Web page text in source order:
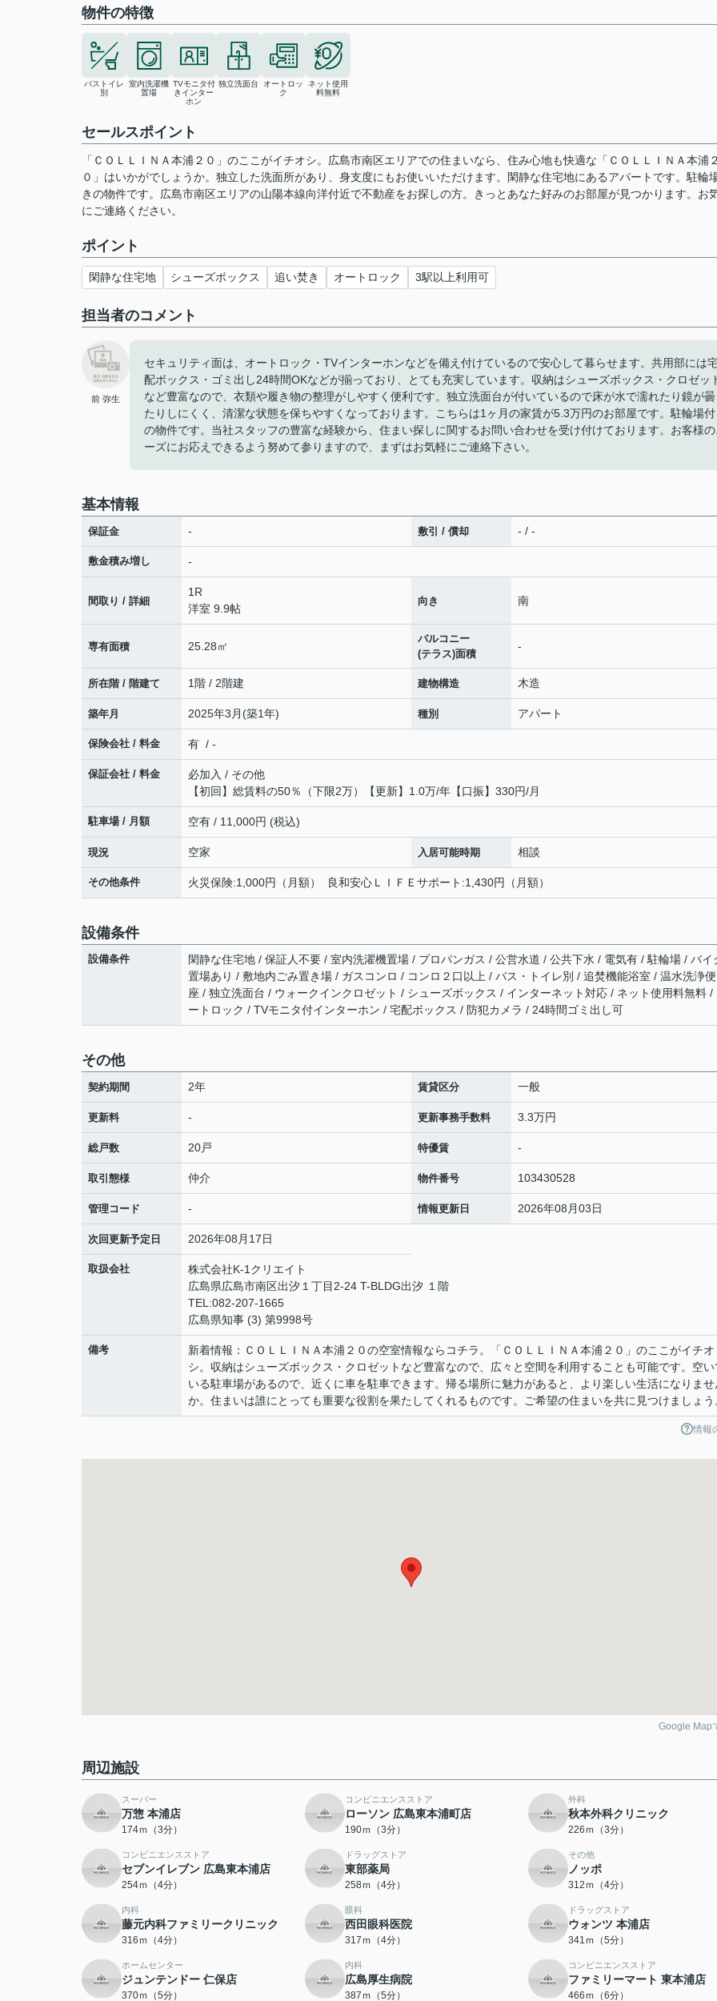
物件の特徴
バストイレ
別
室内洗濯機
置場
TVモニタ付
きインター
ホン
独立洗面台
オートロッ
ク
ネット使用
料無料
セールスポイント
「ＣＯＬＬＩＮＡ本浦２０」のここがイチオシ。広島市南区エリアでの住まいなら、住み心地も快適な「ＣＯＬＬＩＮＡ本浦
０」はいかがでしょうか。独立した洗面所があり、身支度にもお使いいただけます。閑静な住宅地にあるアパートです。駐輪
きの物件です。広島市南区エリアの山陽本線向洋付近で不動産をお探しの方。きっとあなた好みのお部屋が見つかります。お
にご連絡ください。
ポイント
閑静な住宅地 シューズボックス 追い焚き オートロック 3駅以上利用可
担当者のコメント
前 弥生
セキュリティ面は、オートロック・TVインターホンなどを備え付けているので安心して暮らせます。共用部には
配ボックス・ゴミ出し24時間OKなどが揃っており、とても充実しています。収納はシューズボックス・クロゼッ
など豊富なので、衣類や履き物の整理がしやすく便利です。独立洗面台が付いているので床が水で濡れたり鏡が
たりしにくく、清潔な状態を保ちやすくなっております。こちらは1ヶ月の家賃が5.3万円のお部屋です。駐輪場
の物件です。当社スタッフの豊富な経験から、住まい探しに関するお問い合わせを受け付けております。お客様
ーズにお応えできるよう努めて参りますので、まずはお気軽にご連絡下さい。
基本情報
保証金 - 敷引 / 償却 - / -
敷金積み増し -
間取り / 詳細
1R
洋室 9.9帖
向き 南
専有面積 25.28㎡
バルコニー
(テラス)面積
-
所在階 / 階建て 1階 / 2階建 建物構造 木造
築年月 2025年3月(築1年) 種別 アパート
保険会社 / 料金 有 / -
保証会社 / 料金
必加入 / その他
【初回】総賃料の50％（下限2万）【更新】1.0万/年【口振】330円/月
駐車場 / 月額 空有 / 11,000円 (税込)
現況 空家 入居可能時期 相談
その他条件 火災保険:1,000円（月額） 良和安心ＬＩＦＥサポート:1,430円（月額）
設備条件
設備条件
閑静な住宅地 / 保証人不要 / 室内洗濯機置場 / プロパンガス / 公営水道 / 公共下水 / 電気有 / 駐輪場 / バイ
置場あり / 敷地内ごみ置き場 / ガスコンロ / コンロ２口以上 / バス・トイレ別 / 追焚機能浴室 / 温水洗浄便
座 / 独立洗面台 / ウォークインクロゼット / シューズボックス / インターネット対応 / ネット使用料無料 /
ートロック / TVモニタ付インターホン / 宅配ボックス / 防犯カメラ / 24時間ゴミ出し可
その他
契約期間 2年 賃貸区分 一般
更新料 - 更新事務手数料 3.3万円
総戸数 20戸 特優賃 -
取引態様 仲介 物件番号 103430528
管理コード - 情報更新日 2026年08月03日
次回更新予定日 2026年08月17日
取扱会社
株式会社K-1クリエイト
広島県広島市南区出汐１丁目2-24 T-BLDG出汐 １階
TEL:082-207-1665
広島県知事 (3) 第9998号
備考
新着情報：ＣＯＬＬＩＮＡ本浦２０の空室情報ならコチラ。「ＣＯＬＬＩＮＡ本浦２０」のここがイチオ
シ。収納はシューズボックス・クロゼットなど豊富なので、広々と空間を利用することも可能です。空い
いる駐車場があるので、近くに車を駐車できます。帰る場所に魅力があると、より楽しい生活になりませ
か。住まいは誰にとっても重要な役割を果たしてくれるものです。ご希望の住まいを共に見つけましょう
情報
Google Map
周辺施設
スーパー
万惣 本浦店
174ｍ（3分）
コンビニエンスストア
ローソン 広島東本浦町店
190ｍ（3分）
外科
秋本外科クリニック
226ｍ（3分）
コンビニエンスストア
セブンイレブン 広島東本浦店
254ｍ（4分）
ドラッグストア
東部薬局
258ｍ（4分）
その他
ノッポ
312ｍ（4分）
内科
藤元内科ファミリークリニック
316ｍ（4分）
眼科
西田眼科医院
317ｍ（4分）
ドラッグストア
ウォンツ 本浦店
341ｍ（5分）
ホームセンター
ジュンテンドー 仁保店
370ｍ（5分）
内科
広島厚生病院
387ｍ（5分）
コンビニエンスストア
ファミリーマート 東本浦店
466ｍ（6分）